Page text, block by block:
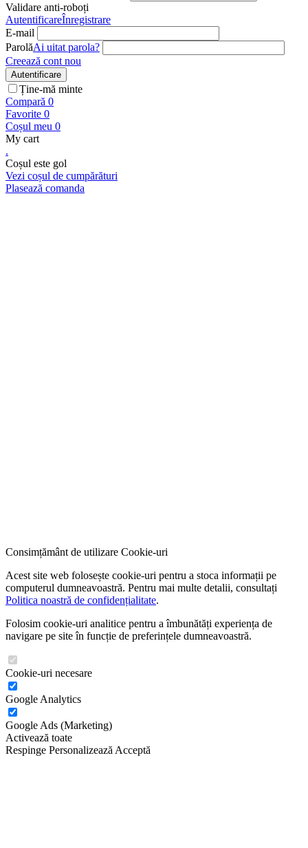
Validare anti-roboți
AutentificareÎnregistrare
E-mail
ParolăAi uitat parola?
Creează cont nou
Autentificare
Ține-mă minte
Compară 0
Favorite 0
Coșul meu 0
My cart
.
Coșul este gol
Vezi coșul de cumpărături
Plasează comanda
Consimțământ de utilizare Cookie-uri
Acest site web folosește cookie-uri pentru a stoca informații pe
computerul dumneavoastră. Pentru mai multe detalii, consultați
Politica noastră de confidențialitate.
Folosim cookie-uri analitice pentru a îmbunătăți experiența de
navigare pe site în funcție de preferințele dumneavoastră.
Cookie-uri necesare
Google Analytics
Google Ads (Marketing)
Activează toate
Respinge Personalizează Acceptă